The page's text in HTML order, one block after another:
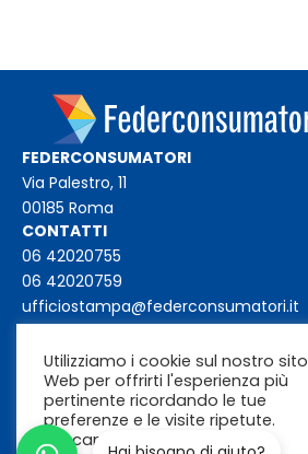
FEDERCONSUMATORI
Via Palestro, 11
00185 Roma
CONTATTI
06 42020755
06 42020759
ufficiostampa@federconsumatori.it
Iscriviti alla
newsletter
Utilizziamo i cookie sul nostro sito
Web per offrirti l'esperienza più
pertinente ricordando le tue
preferenze e le visite ripetute.
Cliccando su "Accetta"